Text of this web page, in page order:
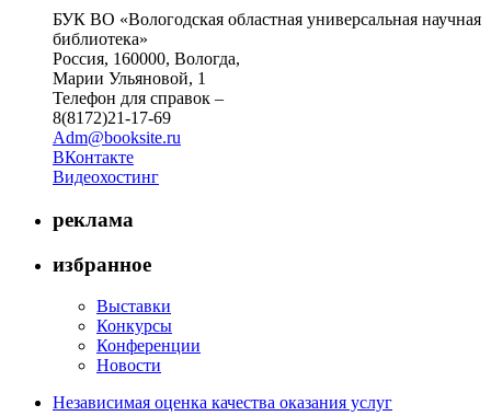
БУК ВО «Вологодская областная универсальная научная
библиотека»
Россия, 160000, Вологда,
Марии Ульяновой, 1
Телефон для справок –
8(8172)21-17-69
Adm@booksite.ru
ВКонтакте
Видеохостинг
реклама
избранное
Выставки
Конкурсы
Конференции
Новости
Независимая оценка качества оказания услуг